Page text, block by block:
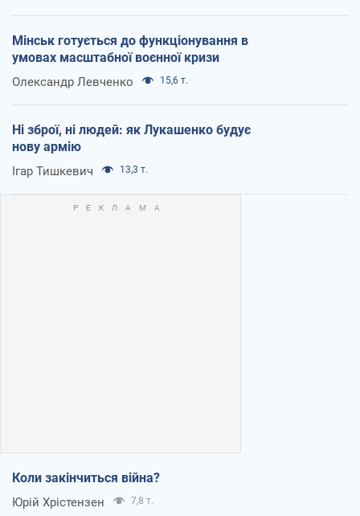
Мінськ готується до функціонування в
умовах масштабної воєнної кризи
Олександр Левченко 15,6 т.
Ні зброї, ні людей: як Лукашенко будує
нову армію
Ігар Тишкевич 13,3 т.
Коли закінчиться війна?
Юрій Хрістензен 7,8 т.